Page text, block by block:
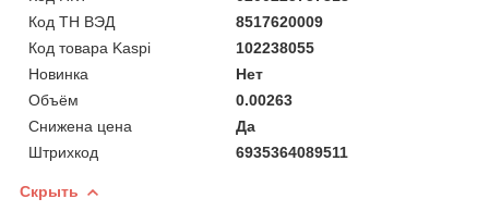
Код ТН ВЭД
8517620009
Код товара Kaspi
102238055
Новинка
Нет
Объём
0.00263
Снижена цена
Да
Штрихкод
6935364089511
Скрыть